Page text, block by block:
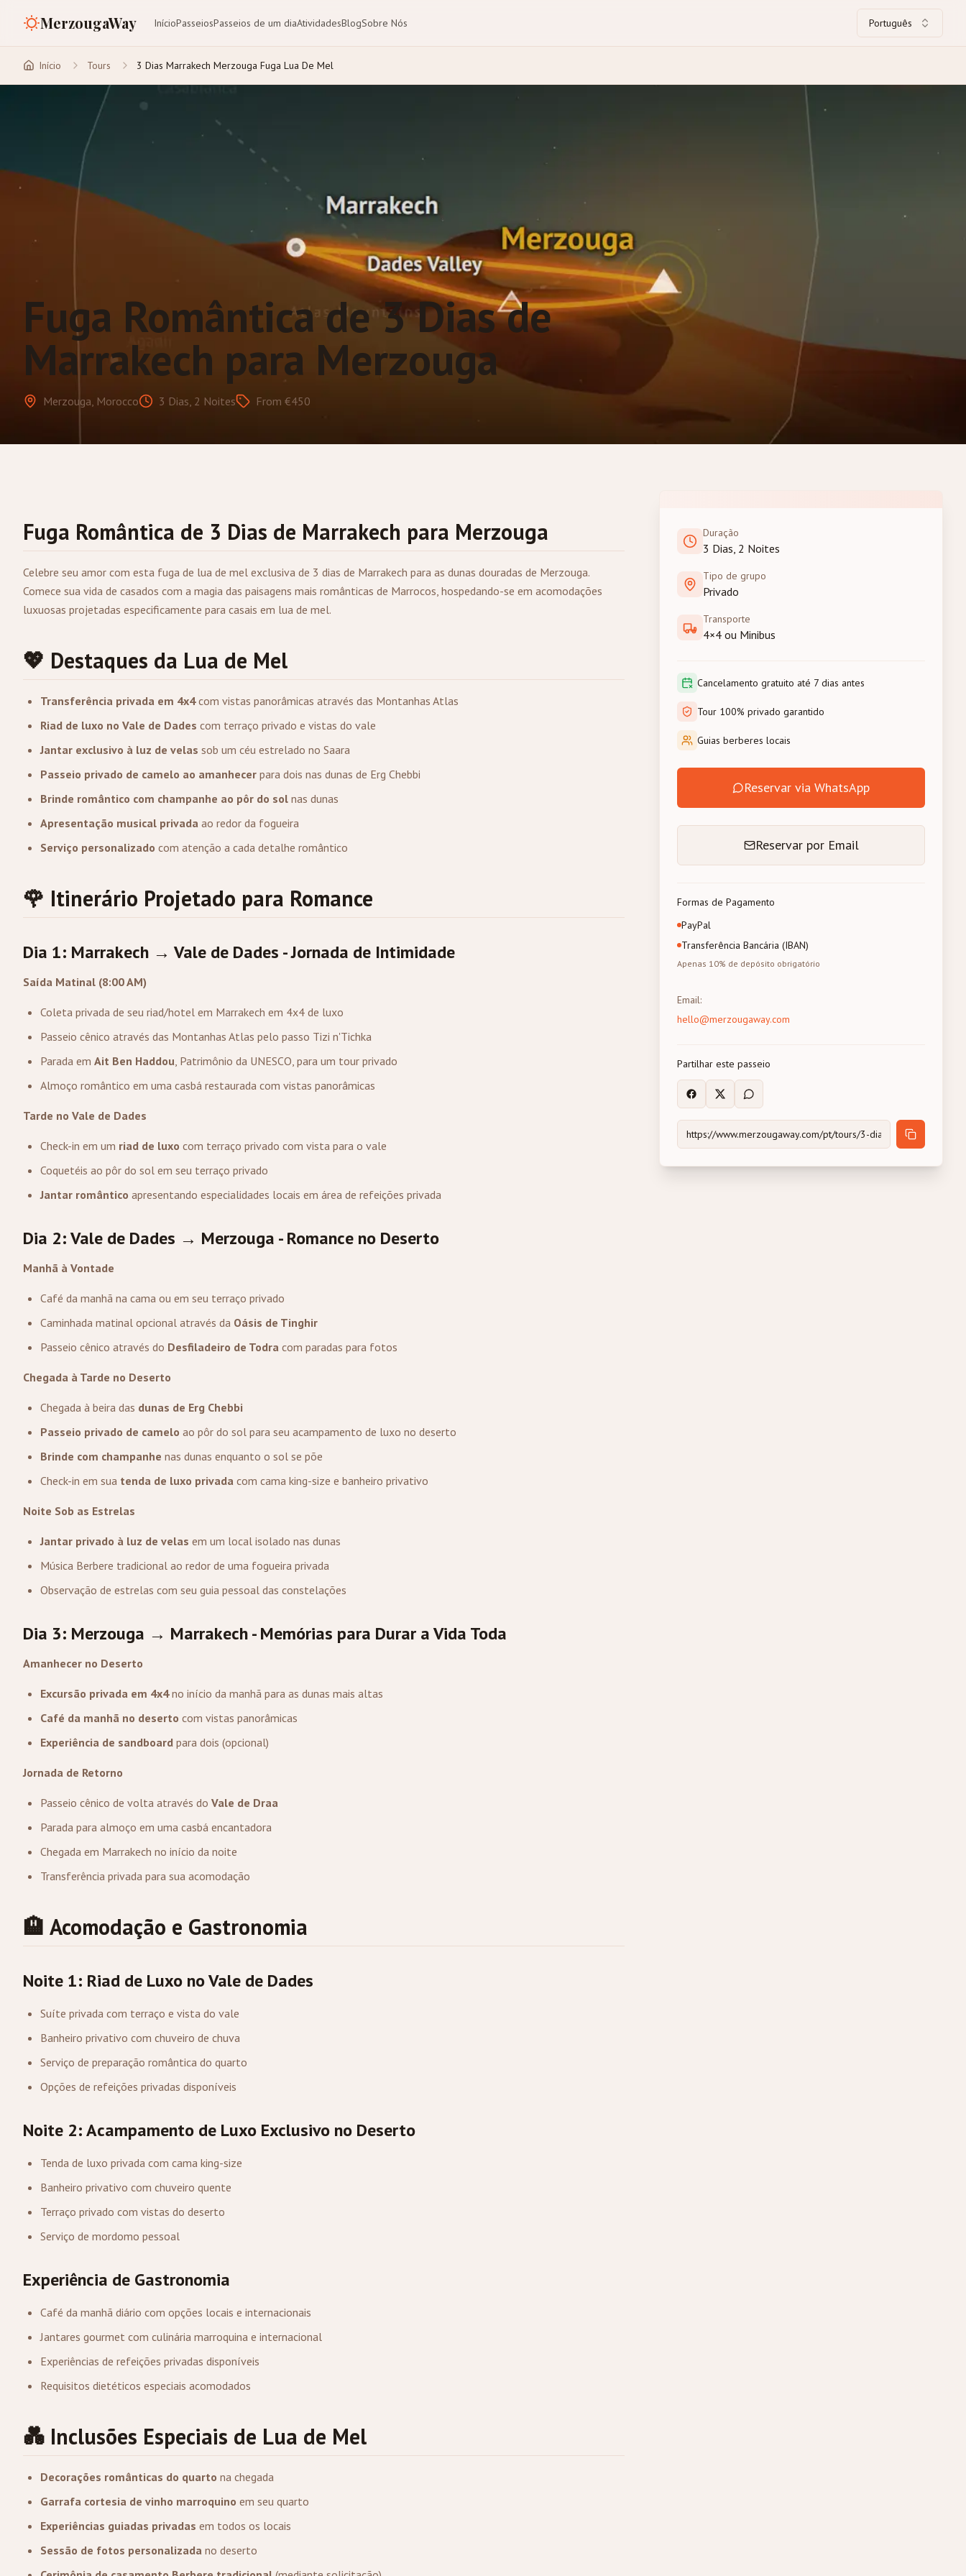
MerzougaWay InícioPasseiosPasseios de um diaAtividadesBlogSobre Nós Português
Início Tours 3 Dias Marrakech Merzouga Fuga Lua De Mel
Fuga Romântica de 3 Dias de
Marrakech para Merzouga
Merzouga, Morocco 3 Dias, 2 Noites From €450
Fuga Romântica de 3 Dias de Marrakech para Merzouga
Celebre seu amor com esta fuga de lua de mel exclusiva de 3 dias de Marrakech para as dunas douradas de Merzouga.
Comece sua vida de casados com a magia das paisagens mais românticas de Marrocos, hospedando-se em acomodações
luxuosas projetadas especificamente para casais em lua de mel.
💖 Destaques da Lua de Mel
Transferência privada em 4x4com vistas panorâmicas através das Montanhas Atlas
Riad de luxo no Vale de Dades com terraço privado e vistas do vale
Jantar exclusivo à luz de velas sob um céu estrelado no Saara
Passeio privado de camelo ao amanhecer para dois nas dunas de Erg Chebbi
Brinde romântico com champanhe ao pôr do sol nas dunas
Apresentação musical privada ao redor da fogueira
Serviço personalizado com atenção a cada detalhe romântico
🌹 Itinerário Projetado para Romance
Dia 1: Marrakech → Vale de Dades - Jornada de Intimidade
Saída Matinal (8:00 AM)
Coleta privada de seu riad/hotel em Marrakech em 4x4 de luxo
Passeio cênico através das Montanhas Atlas pelo passo Tizi n'Tichka
Parada em Ait Ben Haddou, Patrimônio da UNESCO, para um tour privado
Almoço romântico em uma casbá restaurada com vistas panorâmicas
Tarde no Vale de Dades
Check-in em um riad de luxo com terraço privado com vista para o vale
Coquetéis ao pôr do sol em seu terraço privado
Jantar romântico apresentando especialidades locais em área de refeições privada
Dia 2: Vale de Dades → Merzouga - Romance no Deserto
Manhã à Vontade
Café da manhã na cama ou em seu terraço privado
Caminhada matinal opcional através da Oásis de Tinghir
Passeio cênico através do Desfiladeiro de Todra com paradas para fotos
Chegada à Tarde no Deserto
Chegada à beira das dunas de Erg Chebbi
Passeio privado de camelo ao pôr do sol para seu acampamento de luxo no deserto
Brinde com champanhe nas dunas enquanto o sol se põe
Check-in em sua tenda de luxo privada com cama king-size e banheiro privativo
Noite Sob as Estrelas
Jantar privado à luz de velas em um local isolado nas dunas
Música Berbere tradicional ao redor de uma fogueira privada
Observação de estrelas com seu guia pessoal das constelações
Dia 3: Merzouga → Marrakech - Memórias para Durar a Vida Toda
Amanhecer no Deserto
Excursão privada em 4x4no início da manhã para as dunas mais altas
Café da manhã no deserto com vistas panorâmicas
Experiência de sandboard para dois (opcional)
Jornada de Retorno
Passeio cênico de volta através do Vale de Draa
Parada para almoço em uma casbá encantadora
Chegada em Marrakech no início da noite
Transferência privada para sua acomodação
🏨 Acomodação e Gastronomia
Noite 1: Riad de Luxo no Vale de Dades
Suíte privada com terraço e vista do vale
Banheiro privativo com chuveiro de chuva
Serviço de preparação romântica do quarto
Opções de refeições privadas disponíveis
Noite 2: Acampamento de Luxo Exclusivo no Deserto
Tenda de luxo privada com cama king-size
Banheiro privativo com chuveiro quente
Terraço privado com vistas do deserto
Serviço de mordomo pessoal
Experiência de Gastronomia
Café da manhã diário com opções locais e internacionais
Jantares gourmet com culinária marroquina e internacional
Experiências de refeições privadas disponíveis
Requisitos dietéticos especiais acomodados
💑 Inclusões Especiais de Lua de Mel
Decorações românticas do quarto na chegada
Garrafa cortesia de vinho marroquino em seu quarto
Experiências guiadas privadas em todos os locais
Sessão de fotos personalizada no deserto
Duração
3 Dias, 2 Noites
Tipo de grupo
Privado
Transporte
4×4 ou Minibus
Cancelamento gratuito até 7 dias antes
Tour 100% privado garantido
Guias berberes locais
Reservar via WhatsApp
Reservar por Email
Formas de Pagamento
PayPal
Transferência Bancária (IBAN)
Apenas 10% de depósito obrigatório
Email:
hello@merzougaway.com
Partilhar este passeio